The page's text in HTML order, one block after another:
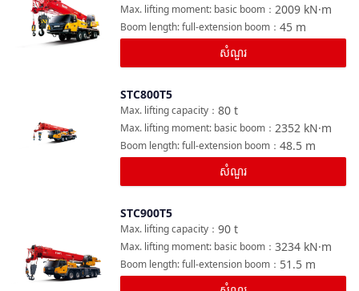
2009 kN·m
Max. lifting moment: basic boom ：
45 m
Boom length: full-extension boom ：
សំណួរ
STC800T5
80 t
Max. lifting capacity ：
2352 kN·m
Max. lifting moment: basic boom ：
48.5 m
Boom length: full-extension boom ：
សំណួរ
STC900T5
90 t
Max. lifting capacity ：
3234 kN·m
Max. lifting moment: basic boom ：
51.5 m
Boom length: full-extension boom ：